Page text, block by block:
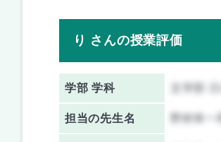
り さんの授業評価
学部 学科
担当の先生名